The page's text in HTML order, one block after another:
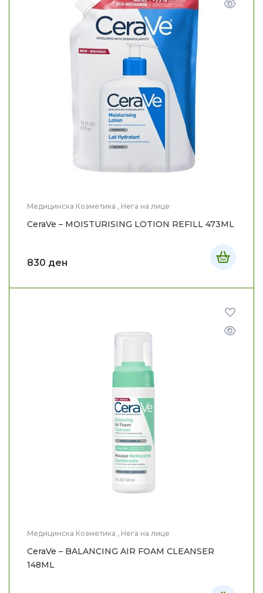
Медицинска Козметика , Нега на лице
CeraVe – MOISTURISING LOTION REFILL 473ML
830 ден
Медицинска Козметика , Нега на лице
CeraVe – BALANCING AIR FOAM CLEANSER
148ML